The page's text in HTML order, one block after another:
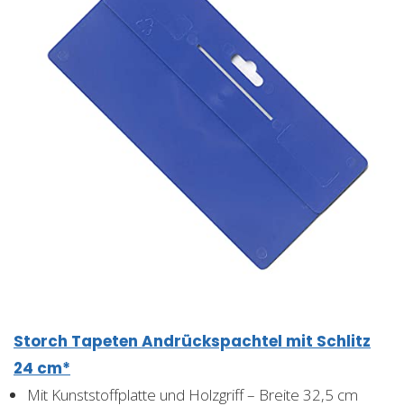
Storch Tapeten Andrückspachtel mit Schlitz
24 cm*
Mit Kunststoffplatte und Holzgriff – Breite 32,5 cm